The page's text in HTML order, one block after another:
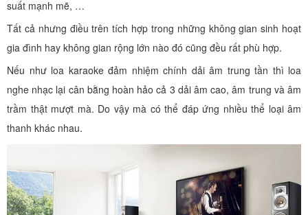
suất mạnh mẽ, …
Tất cả nhưng điều trên tích hợp trong những không gian sinh hoạt
gia đình hay không gian rộng lớn nào đó cũng đều rất phù hợp.
Nếu như loa karaoke đảm nhiệm chính dải âm trung tần thì loa
nghe nhạc lại cân bằng hoàn hảo cả 3 dải âm cao, âm trung và âm
trầm thật mượt mà. Do vậy mà có thể đáp ứng nhiều thể loại âm
thanh khác nhau.